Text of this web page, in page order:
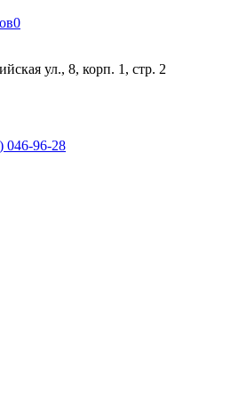
0
ул., 8, корп. 1, стр. 2
046-96-28